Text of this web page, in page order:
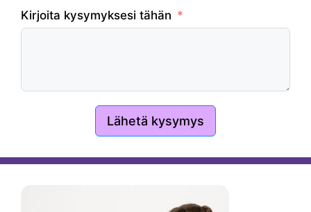
Kirjoita kysymyksesi tähän
Lähetä kysymys